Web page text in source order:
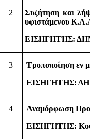
2
Συζήτηση και
υφιστάμενου
ΕΙΣΗΓΗΤΗΣ:
3
Τροποποίηση εν
ΕΙΣΗΓΗΤΗΣ:
4
Αναμόρφωση
ΕΙΣΗΓΗΤΗΣ: